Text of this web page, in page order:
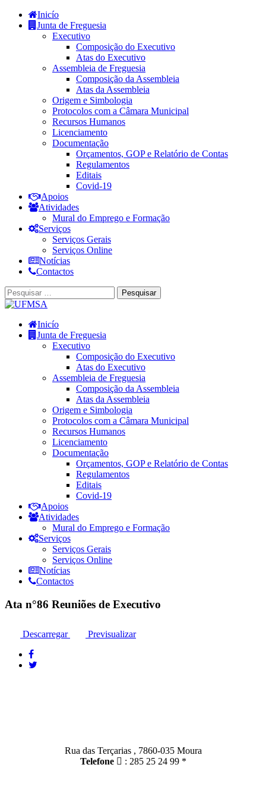
Inicío
Junta de Freguesia
Executivo
Composição do Executivo
Atas do Executivo
Assembleia de Freguesia
Composição da Assembleia
Atas da Assembleia
Origem e Simbologia
Protocolos com a Câmara Municipal
Recursos Humanos
Licenciamento
Documentação
Orçamentos, GOP e Relatório de Contas
Regulamentos
Editais
Covid-19
Apoios
Atividades
Mural do Emprego e Formação
Serviços
Serviços Gerais
Serviços Online
Notícias
Contactos
Inicío
Junta de Freguesia
Executivo
Composição do Executivo
Atas do Executivo
Assembleia de Freguesia
Composição da Assembleia
Atas da Assembleia
Origem e Simbologia
Protocolos com a Câmara Municipal
Recursos Humanos
Licenciamento
Documentação
Orçamentos, GOP e Relatório de Contas
Regulamentos
Editais
Covid-19
Apoios
Atividades
Mural do Emprego e Formação
Serviços
Serviços Gerais
Serviços Online
Notícias
Contactos
Ata n°86 Reuniões de Executivo
Descarregar Previsualizar
Rua das Terçarias , 7860-035 Moura
Telefone
: 285 25 24 99 *